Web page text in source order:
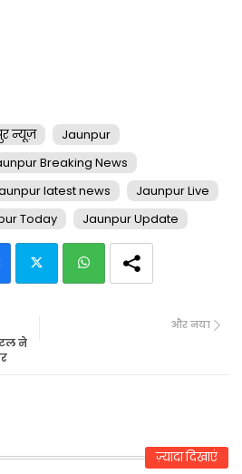
न्यूज़
Jaunpur
Breaking News
latest news
Jaunpur Live
Today Jaunpur Update
और नया
ने
ज़्यादा दिखाएं